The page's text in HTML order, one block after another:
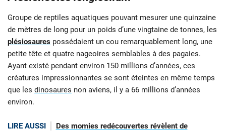
Groupe de reptiles aquatiques pouvant mesurer une quinzaine
de mètres de long pour un poids d’une vingtaine de tonnes, les
plésiosaures possédaient un cou remarquablement long, une
petite tête et quatre nageoires semblables à des pagaies.
Ayant existé pendant environ 150 millions d’années, ces
créatures impressionnantes se sont éteintes en même temps
que les dinosaures non aviens, il y a 66 millions d’années
environ.
LIRE AUSSI
Des momies redécouvertes révèlent de